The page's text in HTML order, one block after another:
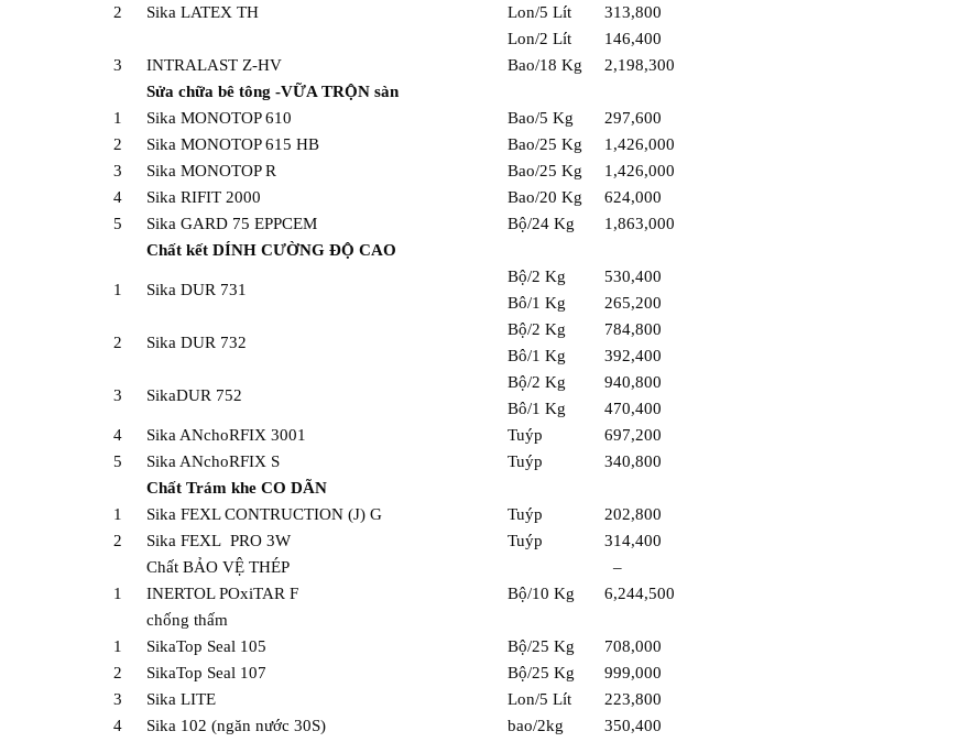
2 Sika LATEX TH
Lon/5 Lít
313,800
Lon/2 Lít
146,400
3
INTRALAST Z-HV Bao/18 Kg
2,198,300
Sửa chữa bê tông -VỮA TRỘN sàn
1
Sika MONOTOP 610 Bao/5 Kg
297,600
2
Sika MONOTOP 615 HB Bao/25 Kg
1,426,000
3
Sika MONOTOP R Bao/25 Kg
1,426,000
4
Sika RIFIT 2000 Bao/20 Kg
624,000
5
Sika GARD 75 EPPCEM Bộ/24 Kg
1,863,000
Chất kết DÍNH CƯỜNG ĐỘ CAO
1 Sika DUR 731
Bộ/2 Kg
530,400
Bô/1 Kg
265,200
2 Sika DUR 732
Bộ/2 Kg
784,800
Bô/1 Kg
392,400
3 SikaDUR 752
Bộ/2 Kg
940,800
Bô/1 Kg
470,400
4
Sika ANchoRFIX 3001 Tuýp
697,200
5
Sika ANchoRFIX S Tuýp
340,800
Chất Trám khe CO DÃN
1
Sika FEXL CONTRUCTION (J) G Tuýp
202,800
2
Sika FEXL PRO 3W Tuýp
314,400
Chất BẢO VỆ THÉP
–
1
INERTOL POxiTAR F Bộ/10 Kg
6,244,500
chống thấm
1
SikaTop Seal 105 Bộ/25 Kg
708,000
2
SikaTop Seal 107 Bộ/25 Kg
999,000
3
Sika LITE Lon/5 Lít
223,800
4
Sika 102 (ngăn nước 30S) bao/2kg
350,400